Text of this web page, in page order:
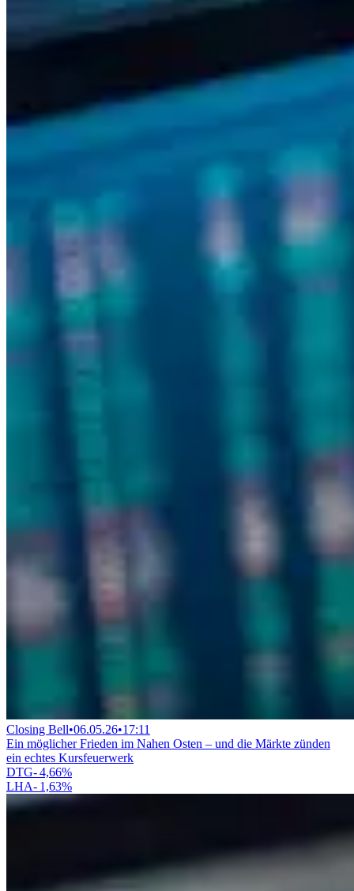
Closing Bell•06.05.26•17:11
Ein möglicher Frieden im Nahen Osten – und die Märkte zünden
ein echtes Kursfeuerwerk
DTG-4,66%
LHA- 1,63%